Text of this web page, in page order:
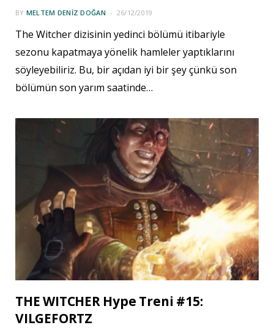
BY MELTEM DENIZ DOĞAN 26/12/2019
The Witcher dizisinin yedinci bölümü itibariyle
sezonu kapatmaya yönelik hamleler yaptıklarını
söyleyebiliriz. Bu, bir açıdan iyi bir şey çünkü son
bölümün son yarım saatinde…
THE WITCHER Hype Treni #15:
VILGEFORTZ